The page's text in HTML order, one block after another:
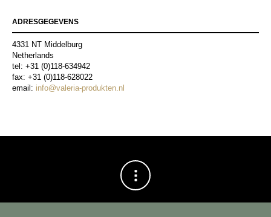
ADRESGEGEVENS
4331 NT Middelburg
Netherlands
tel: +31 (0)118-634942
fax: +31 (0)118-628022
email: info@valeria-produkten.nl